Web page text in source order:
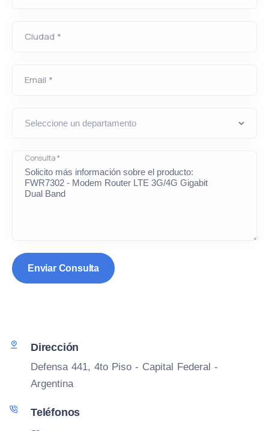
Ciudad *
Email *
Consulta *
Dirección
Defensa 441, 4to Piso - Capital Federal -
Argentina
Teléfonos